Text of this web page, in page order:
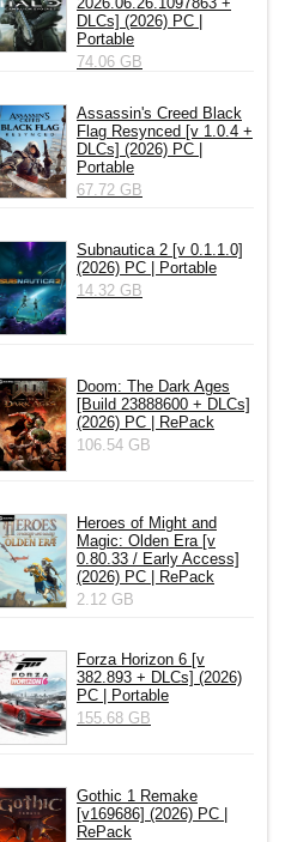
DLCs] (2026) PC |
Portable
74.06 GB
Assassin's Creed Black
Flag Resynced [v 1.0.4 +
DLCs] (2026) PC |
Portable
67.72 GB
Subnautica 2 [v 0.1.1.0]
(2026) PC | Portable
14.32 GB
Doom: The Dark Ages
[Build 23888600 + DLCs]
(2026) PC | RePack
106.54 GB
Heroes of Might and
Magic: Olden Era [v
0.80.33 / Early Access]
(2026) PC | RePack
2.12 GB
Forza Horizon 6 [v
382.893 + DLCs] (2026)
PC | Portable
155.68 GB
Gothic 1 Remake
[v169686] (2026) PC |
RePack